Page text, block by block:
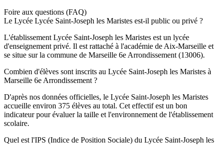
Foire aux questions (FAQ)
Le Lycée Lycée Saint-Joseph les Maristes est-il public ou privé ?
L'établissement Lycée Saint-Joseph les Maristes est un lycée
d'enseignement privé. Il est rattaché à l'académie de Aix-Marseille et
se situe sur la commune de Marseille 6e Arrondissement (13006).
Combien d'élèves sont inscrits au Lycée Saint-Joseph les Maristes à
Marseille 6e Arrondissement ?
D'après nos données officielles, le Lycée Saint-Joseph les Maristes
accueille environ 375 élèves au total. Cet effectif est un bon
indicateur pour évaluer la taille et l'environnement de l'établissement
scolaire.
Quel est l'IPS (Indice de Position Sociale) du Lycée Saint-Joseph les